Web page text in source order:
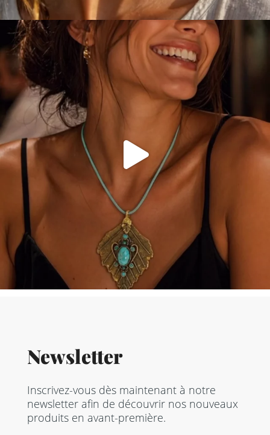
Newsletter
Inscrivez-vous dès maintenant à notre
newsletter afin de découvrir nos nouveaux
produits en avant-première.